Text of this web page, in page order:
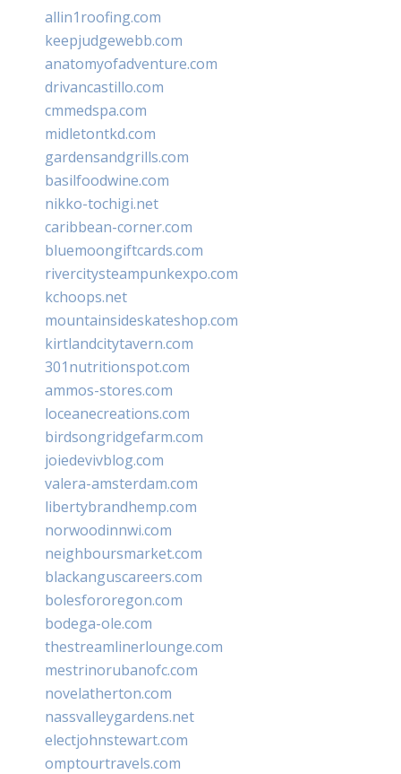
allin1roofing.com
keepjudgewebb.com
anatomyofadventure.com
drivancastillo.com
cmmedspa.com
midletontkd.com
gardensandgrills.com
basilfoodwine.com
nikko-tochigi.net
caribbean-corner.com
bluemoongiftcards.com
rivercitysteampunkexpo.com
kchoops.net
mountainsideskateshop.com
kirtlandcitytavern.com
301nutritionspot.com
ammos-stores.com
loceanecreations.com
birdsongridgefarm.com
joiedevivblog.com
valera-amsterdam.com
libertybrandhemp.com
norwoodinnwi.com
neighboursmarket.com
blackanguscareers.com
bolesfororegon.com
bodega-ole.com
thestreamlinerlounge.com
mestrinorubanofc.com
novelatherton.com
nassvalleygardens.net
electjohnstewart.com
omptourtravels.com